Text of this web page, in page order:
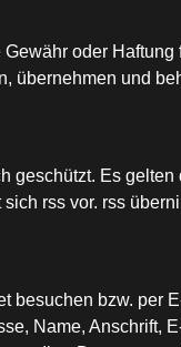
oder Haftung
übernehmen und
geschützt. Es gelten
rss vor. rss
besuchen bzw. per
Name, Anschrift,